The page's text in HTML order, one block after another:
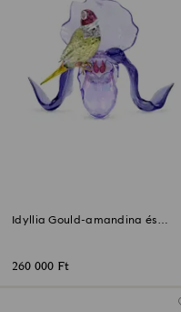
Idyllia Gould-amandina és
260 000 Ft